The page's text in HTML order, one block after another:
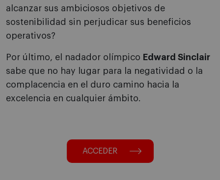
alcanzar sus ambiciosos objetivos de
sostenibilidad sin perjudicar sus beneficios
operativos?
Por último, el nadador olímpico Edward Sinclair
sabe que no hay lugar para la negatividad o la
complacencia en el duro camino hacia la
excelencia en cualquier ámbito.
ACCEDER